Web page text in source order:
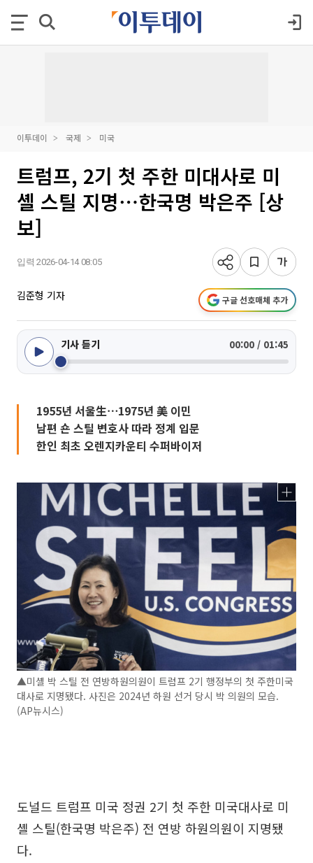
이투데이 국제 미국
트럼프, 2기 첫 주한 미대사로 미
셸 스틸 지명⋯한국명 박은주 [상
보]
입력 2026-04-14 08:05
김준형 기자 구글 선호매체 추가
기사 듣기 00:00 / 01:45
1955년 서울生⋯1975년 美 이민
남편 숀 스틸 변호사 따라 정계 입문
한인 최초 오렌지카운티 수퍼바이저
▲미셸 박 스틸 전 연방하원의원이 트럼프 2기 행정부의 첫 주한미국
대사로 지명됐다. 사진은 2024년 하원 선거 당시 박 의원의 모습.
(AP뉴시스)
도널드 트럼프 미국 정권 2기 첫 주한 미국대사로 미
셸 스틸(한국명 박은주) 전 연방 하원의원이 지명됐
다.